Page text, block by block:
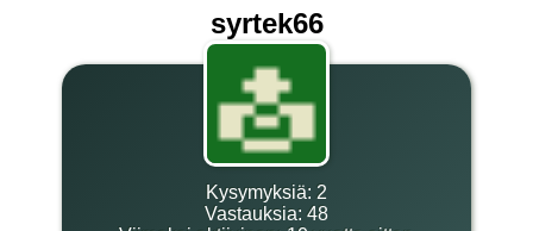
syrtek66
Kysymyksiä: 2
Vastauksia: 48